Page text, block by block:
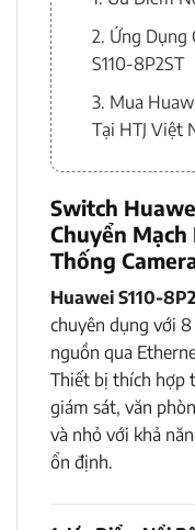
2. Ứng Dụng
S110-8P2ST
3. Mua
Tại HTJ Việt
Switch
Chuyển Mạch
Thống
Huawei S110-
chuyên dụng với
nguồn qua
Thiết bị thích hợp
giám sát, văn
và nhỏ với khả
ổn định.